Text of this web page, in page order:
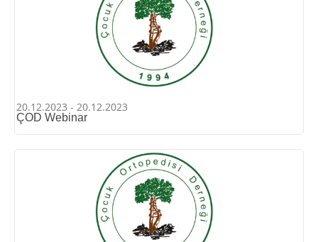
20.12.2023 - 20.12.2023
ÇOD Webinar